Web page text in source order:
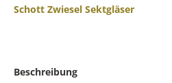
Schott Zwiesel Sektgläser
Beschreibung